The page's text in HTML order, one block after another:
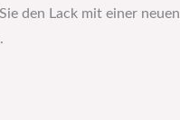
den Lack mit einer neuen